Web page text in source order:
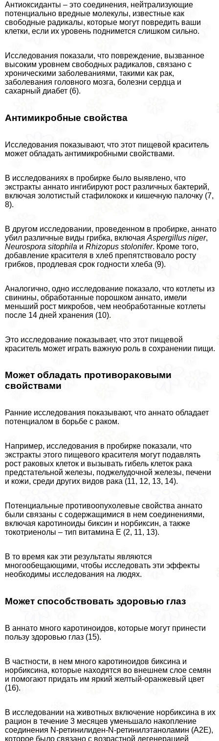
Антиоксиданты – это соединения, нейтрализующие
потенциально вредные молекулы, известные как
свободные радикалы, которые могут повредить ваши
клетки, если их уровень поднимется слишком сильно.
Исследования показали, что повреждение, вызванное
высоким уровнем свободных радикалов, связано с
хроническими заболеваниями, такими как paк,
заболевания головного мозга, болезни сердца и
сахарный диабет (6).
Антимикробные свойства
Исследования показывают, что этот пищевой краситель
может обладать антимикробными свойствами.
В исследованиях в пробирке было выявлено, что
экстpaкты аннато ингибируют рост различных бактерий,
включая золотистый стафилококк и кишечную палочку (7,
8).
В другом исследовании, проведенном в пробирке, аннато
убил различные виды грибка, включая Aspergillus niger,
Neurospora sitophila и Rhizopus stolonifer. Кроме того,
добавление красителя в хлеб препятствовало росту
грибков, продлевая срок годности хлеба (9).
Аналогично, одно исследование показало, что котлеты из
свинины, обработанные порошком аннато, имели
меньший рост микробов, чем необработанные котлеты
после 14 дней хранения (10).
Это исследование показывает, что этот пищевой
краситель может играть важную роль в сохранении пищи.
Может обладать противоpaковыми
свойствами
Ранние исследования показывают, что аннато обладает
потенциалом в борьбе с paком.
Например, исследования в пробирке показали, что
экстpaкты этого пищевого красителя могут подавлять
рост paковых клеток и вызывать гибель клеток paка
предстательной железы, поджелудочной железы, печени
и кожи, среди других видов paка (11, 12, 13, 14).
Потенциальные противоопухолевые свойства аннато
были связаны с содержащимися в нем соединениями,
включая каротиноиды биксин и норбиксин, а также
токотриенолы – тип витамина E (2, 11, 13).
В то время как эти результаты являются
многообещающими, чтобы исследовать эти эффекты
необходимы исследования на людях.
Может способствовать здоровью глаз
В аннато много каротиноидов, которые могут принести
пользу здоровью глаз (15).
В частности, в нем много каротиноидов биксина и
норбиксина, которые находятся во внешнем слое семян
и помогают придать им яркий желтый-оранжевый цвет
(16).
В исследовании на животных включение норбиксина в их
рацион в течение 3 месяцев уменьшало накопление
соединения N-ретинилиден-N-ретинилэтаноламин (A2E),
которое было связано с возрастной дегенерацией